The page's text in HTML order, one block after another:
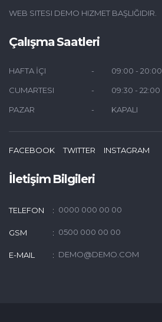
WEB SITESI DEMO HIZMET BAŞLIĞIDIR.
Çalışma Saatleri
HAFTA İÇI 09:00 - 20:00
CUMARTESI 09:30 - 22:00
PAZAR KAPALI
FACEBOOK TWITTER INSTAGRAM
İletişim Bilgileri
TELEFON 0000 000 00 00
GSM 0500 000 00 00
E-MAIL DEMO@DEMO.COM